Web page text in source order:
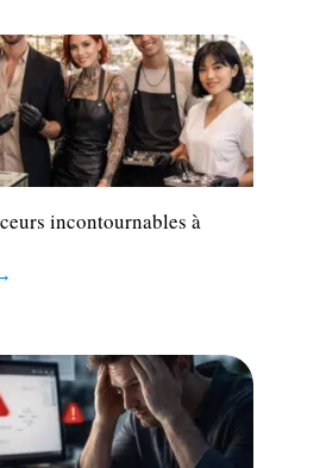
incontournables à